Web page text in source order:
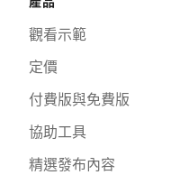
觀看示範
定價
付費版與免費版
協助工具
精選發布內容